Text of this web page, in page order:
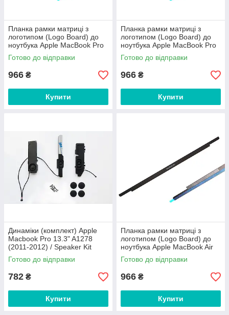
Планка рамки матриці з
логотипом (Logo Board) до
ноутбука Apple MacBook Pro
13" A1706, A1708, A1989,
A2159, A2338
Готово до відправки
966 ₴
Купити
Планка рамки матриці з
логотипом (Logo Board) до
ноутбука Apple MacBook Pro
15" A1707, A1990
Готово до відправки
966 ₴
Купити
Динаміки (комплект) Apple
Macbook Pro 13.3" A1278
(2011-2012) / Speaker Kit
Assembly
Готово до відправки
782 ₴
Купити
Планка рамки матриці з
логотипом (Logo Board) до
ноутбука Apple MacBook Air
13" A1932, A2179
Готово до відправки
966 ₴
Купити